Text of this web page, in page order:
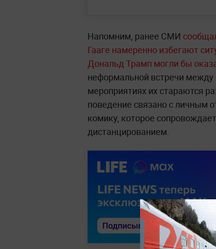
Напомним, ранее СМИ
Гааге намеренно избегают
Дональд Трамп могли бы
неформальной встречи
мероприятиях их стараются
поведение связано с личным
комику, которое
дистанцированием.